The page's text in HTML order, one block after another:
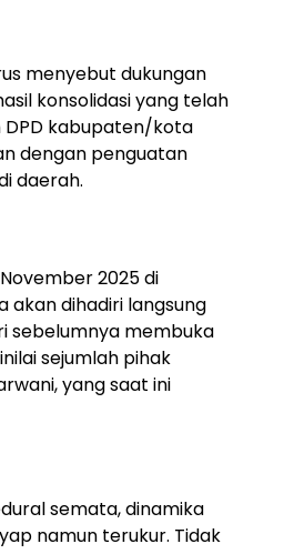
menyebut dukungan
konsolidasi yang telah
DPD kabupaten/kota
dengan penguatan
daerah.
2025 di
akan dihadiri langsung
sebelumnya membuka
sejumlah pihak
yang saat ini
semata, dinamika
namun terukur. Tidak